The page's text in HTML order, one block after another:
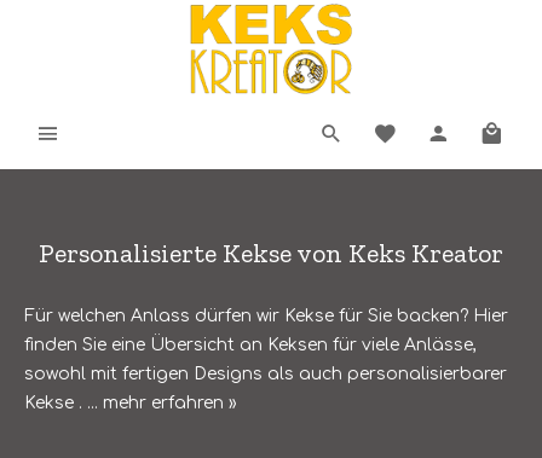
Personalisierte Kekse von Keks Kreator
Für welchen Anlass dürfen wir Kekse für Sie backen? Hier
finden Sie eine Übersicht an Keksen für viele Anlässe,
sowohl mit fertigen Designs als auch personalisierbarer
Kekse . ... mehr erfahren »